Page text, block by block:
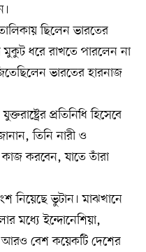
ছিলেন ভারতের
মুকুট ধরে রাখতে পারলেন না
ভারতের হারনাজ
প্রতিনিধি হিসেবে
তিনি নারী ও
কাজ করবেন, যাতে তাঁরা
নিয়েছে ভুটান। মাঝখানে
মধ্যে ইন্দোনেশিয়া,
আরও বেশ কয়েকটি দেশের